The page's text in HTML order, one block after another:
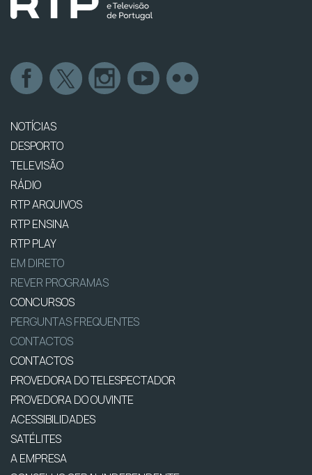
NOTÍCIAS
DESPORTO
TELEVISÃO
RÁDIO
RTP ARQUIVOS
RTP ENSINA
RTP PLAY
EM DIRETO
REVER PROGRAMAS
CONCURSOS
PERGUNTAS FREQUENTES
CONTACTOS
CONTACTOS
PROVEDORA DO TELESPECTADOR
PROVEDORA DO OUVINTE
ACESSIBILIDADES
SATÉLITES
A EMPRESA